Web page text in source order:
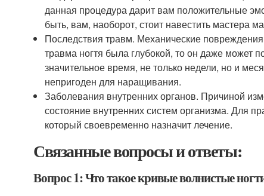
данная процедура дарит вам положительные
быть, вам, наоборот, стоит навестить мастера
Последствия травм. Механические
травма ногтя была глубокой, то он даже может
значительное время, не только недели, но и
непригоден для наращивания.
Заболевания внутренних органов. Причиной
состояние внутренних систем организма. Для
который своевременно назначит лечение.
Связанные вопросы и ответы:
Вопрос 1: Что такое кривые волнистые